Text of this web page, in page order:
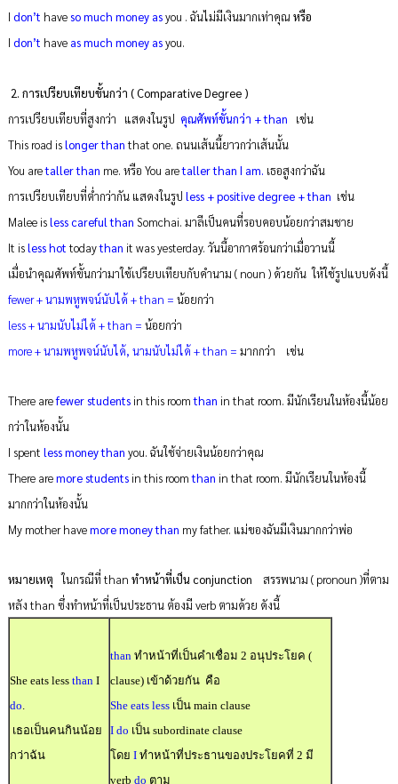
I don’t have so much money asyou . ฉันไม่มีเงินมากเท่าคุณ หรือ
I don’t have as much money asyou.
2. การเปรียบเทียบขั้นกว่า ( Comparative Degree )
การเปรียบเทียบที่สูงกว่า แสดงในรูป คุณศัพท์ขั้นกว่า + than
เช่น
This road islonger than that one. ถนนเส้นนี้ยาวกว่าเส้นนั้น
You aretaller than me. หรือ You aretaller than I am. เธอสูงกว่าฉัน
การเปรียบเทียบที่ต่ำกว่ากัน แสดงในรูป less + positive degree + than เช่น
Malee isless careful than Somchai. มาลีเป็นคนที่รอบคอบน้อยกว่าสมชาย
It isless hot todaythan it was yesterday. วันนี้อากาศร้อนกว่าเมื่อวานนี้
เมื่อนำคุณศัพท์ขั้นกว่ามาใช้เปรียบเทียบกับคำนาม ( noun ) ด้วยกัน ให้ใช้รูปแบบดังนี้
fewer + นามพหูพจน์นับได้ + than = น้อยกว่า
less + นามนับไม่ได้ + than = น้อยกว่า
more + นามพหูพจน์นับได้, นามนับไม่ได้ + than = มากกว่า เช่น
There arefewer studentsin this roomthan in that room. มีนักเรียนในห้องนี้น้อย
กว่าในห้องนั้น
I spent less money than you. ฉันใช้จ่ายเงินน้อยกว่าคุณ
There aremore students in this roomthan in that room. มีนักเรียนในห้องนี้
มากกว่าในห้องนั้น
My mother havemore money than my father. แม่ของฉันมีเงินมากกว่าพ่อ
หมายเหตุ ในกรณีที่ than ทำหน้าที่เป็น conjunction สรรพนาม ( pronoun )ที่ตาม
หลัง than ซึ่งทำหน้าที่เป็นประธาน ต้องมี verb ตามด้วย ดังนี้
She eats less than I
do.
เธอเป็นคนกินน้อย
กว่าฉัน
thanทำหน้าที่เป็นคำเชื่อม 2 อนุประโยค (
clause) เข้าด้วยกันคือ
She eats less เป็น main clause
I do เป็น subordinate clause
โดย I ทำหน้าที่ประธานของประโยคที่ 2 มี
verb do ตาม